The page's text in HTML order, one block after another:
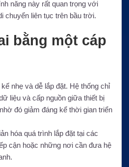
năng này rất quan trọng với
chuyển liên tục trên bầu trời.
bằng một cáp
nhẹ và dễ lắp đặt. Hệ thống chỉ
liệu và cấp nguồn giữa thiết bị
đó giảm đáng kể thời gian triển
hóa quá trình lắp đặt tại các
cận hoặc những nơi cần đưa hệ